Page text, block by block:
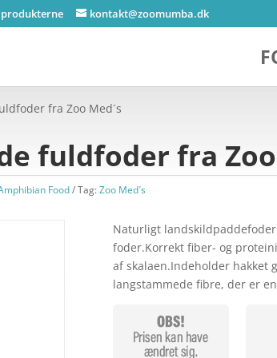
produkterne kontakt@zoomumba.dk
fra Zoo Med´s
fuldfoder fra Zoo
Food Tag:Zoo Med´s
Naturligt
foder.Korrekt fiber- og
af skalaen.Indeholder hakket
langstammede fibre, der er